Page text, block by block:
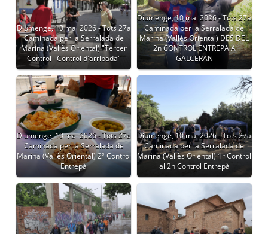
Diumenge, 10 mai 2026 - Tots 27a
Caminada per la Serralada de
Marina (Vallès Oriental) "Tercer
Control i Control d'arribada"
Diumenge, 10 mai 2026 - Tots 27a
Caminada per la Serralada de
Marina (Vallès Oriental) DES DEL
2n CONTROL ENTREPA A
GALCERAN
Diumenge, 10 mai 2026 - Tots 27a
Caminada per la Serralada de
Marina (Vallès Oriental) 2º Control
Entrepà
Diumenge, 10 mai 2026 - Tots 27a
Caminada per la Serralada de
Marina (Vallès Oriental) 1r Control
al 2n Control Entrepà